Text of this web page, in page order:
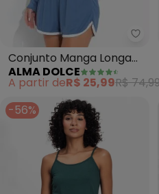
Conjunto Manga Longa
com Recortes (Azul)
ALMA DOLCE
A partir deR$ 25,99R$
-56%